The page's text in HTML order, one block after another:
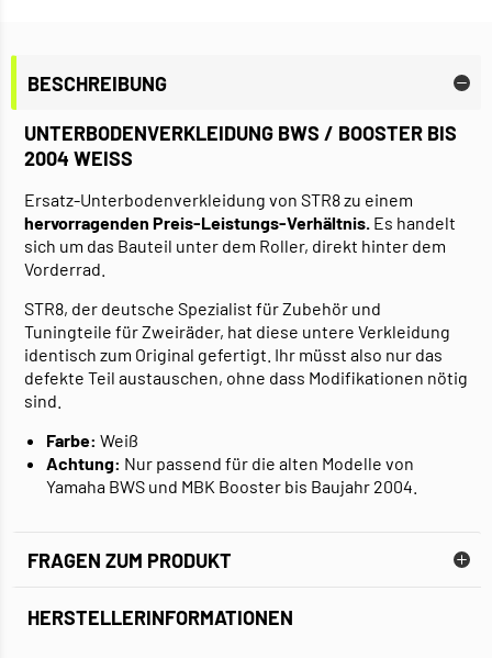
BESCHREIBUNG
UNTERBODENVERKLEIDUNG BWS / BOOSTER BIS
2004 WEISS
Ersatz-Unterbodenverkleidung von STR8 zu einem
hervorragenden Preis-Leistungs-Verhältnis. Es handelt
sich um das Bauteil unter dem Roller, direkt hinter dem
Vorderrad.
STR8, der deutsche Spezialist für Zubehör und
Tuningteile für Zweiräder, hat diese untere Verkleidung
identisch zum Original gefertigt. Ihr müsst also nur das
defekte Teil austauschen, ohne dass Modifikationen nötig
sind.
Farbe: Weiß
Achtung: Nur passend für die alten Modelle von
Yamaha BWS und MBK Booster bis Baujahr 2004.
FRAGEN ZUM PRODUKT
HERSTELLERINFORMATIONEN